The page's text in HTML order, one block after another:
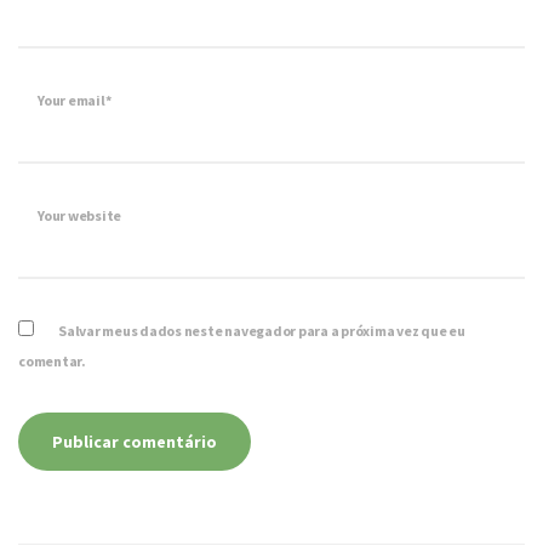
Your email*
Your website
Salvar meus dados neste navegador para a próxima vez que eu
comentar.